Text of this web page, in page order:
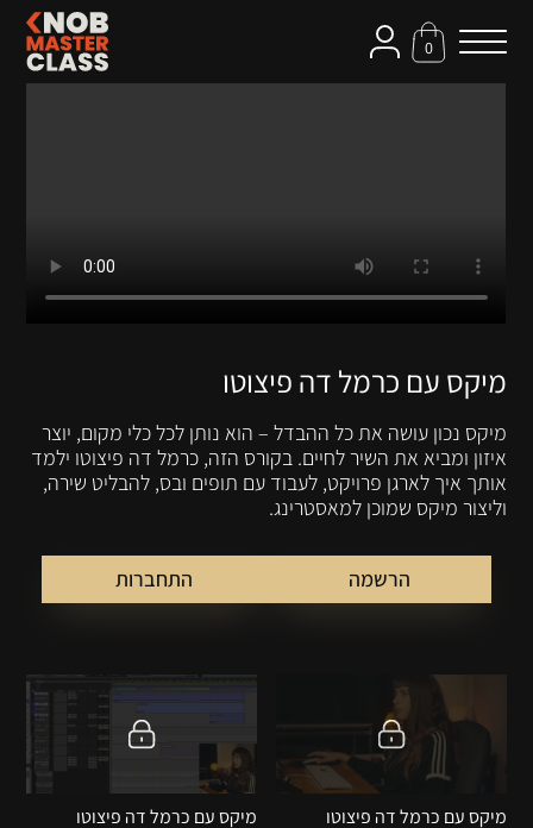
0
מיקס עם כרמל דה פיצוטו
מיקס נכון עושה את כל ההבדל – הוא נותן לכל כלי מקום, יוצר
איזון ומביא את השיר לחיים. בקורס הזה, כרמל דה פיצוטו ילמד
אותך איך לארגן פרויקט, לעבוד עם תופים ובס, להבליט שירה,
וליצור מיקס שמוכן למאסטרינג.
הרשמה התחברות
מיקס עם כרמל דה פיצוטו
מיקס עם כרמל דה פיצוטו